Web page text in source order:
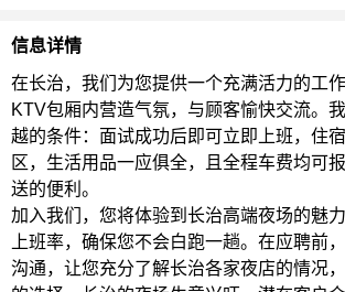
信息详情
在长治，我们为您提供一个充满活力的工
KTV包厢内营造气氛，与顾客愉快交流。
越的条件：面试成功后即可立即上班，住
区，生活用品一应俱全，且全程车费均可
送的便利。
加入我们，您将体验到长治高端夜场的魅
上班率，确保您不会白跑一趟。在应聘前
沟通，让您充分了解长治各家夜店的情况